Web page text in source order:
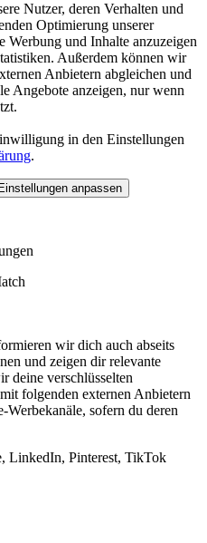
Nutzer, deren Verhalten und
Optimierung unserer
Werbung und Inhalte anzuzeigen
Außerdem können wir
Anbietern abgleichen und
Angebote anzeigen, nur wenn
in den Einstellungen
.
Einstellungen anpassen
wir dich auch abseits
und zeigen dir relevante
deine verschlüsselten
folgenden externen Anbietern
Werbekanäle, sofern du deren
LinkedIn, Pinterest, TikTok